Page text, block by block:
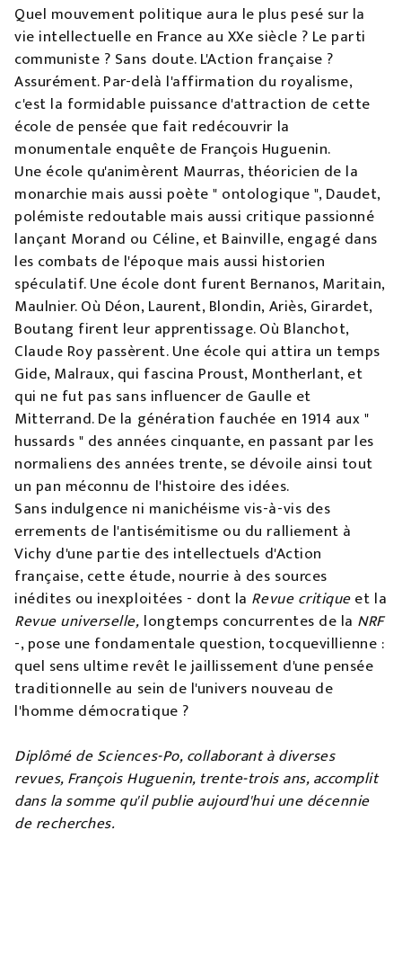
Quel mouvement politique aura le plus pesé sur la
vie intellectuelle en France au XXe siècle ? Le parti
communiste ? Sans doute. L'Action française ?
Assurément. Par-delà l'affirmation du royalisme,
c'est la formidable puissance d'attraction de cette
école de pensée que fait redécouvrir la
monumentale enquête de François Huguenin.
Une école qu'animèrent Maurras, théoricien de la
monarchie mais aussi poète " ontologique ", Daudet,
polémiste redoutable mais aussi critique passionné
lançant Morand ou Céline, et Bainville, engagé dans
les combats de l'époque mais aussi historien
spéculatif. Une école dont furent Bernanos, Maritain,
Maulnier. Où Déon, Laurent, Blondin, Ariès, Girardet,
Boutang firent leur apprentissage. Où Blanchot,
Claude Roy passèrent. Une école qui attira un temps
Gide, Malraux, qui fascina Proust, Montherlant, et
qui ne fut pas sans influencer de Gaulle et
Mitterrand. De la génération fauchée en 1914 aux "
hussards " des années cinquante, en passant par les
normaliens des années trente, se dévoile ainsi tout
un pan méconnu de l'histoire des idées.
Sans indulgence ni manichéisme vis-à-vis des
errements de l'antisémitisme ou du ralliement à
Vichy d'une partie des intellectuels d'Action
française, cette étude, nourrie à des sources
inédites ou inexploitées - dont la Revue critiqueet la
Revue universelle, longtemps concurrentes de la NRF
-, pose une fondamentale question, tocquevillienne :
quel sens ultime revêt le jaillissement d'une pensée
traditionnelle au sein de l'univers nouveau de
l'homme démocratique ?
Diplômé de Sciences-Po, collaborant à diverses
revues, François Huguenin, trente-trois ans, accomplit
dans la somme qu'il publie aujourd'hui une décennie
de recherches.